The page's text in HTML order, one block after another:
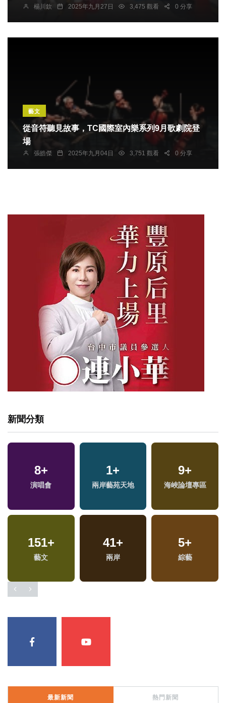
楊川欽 2025年九月27日 3,475 觀看 0 分享
藝文
從音符聽見故事，TC國際室內樂系列9月歌劇院登
場
張皓傑 2025年九月04日 3,751 觀看 0 分享
新聞分類
8+
演唱會
1+
兩岸藝苑天地
9+
海峽論壇專區
151+
藝文
41+
兩岸
5+
綜藝
最新新聞 熱門新聞